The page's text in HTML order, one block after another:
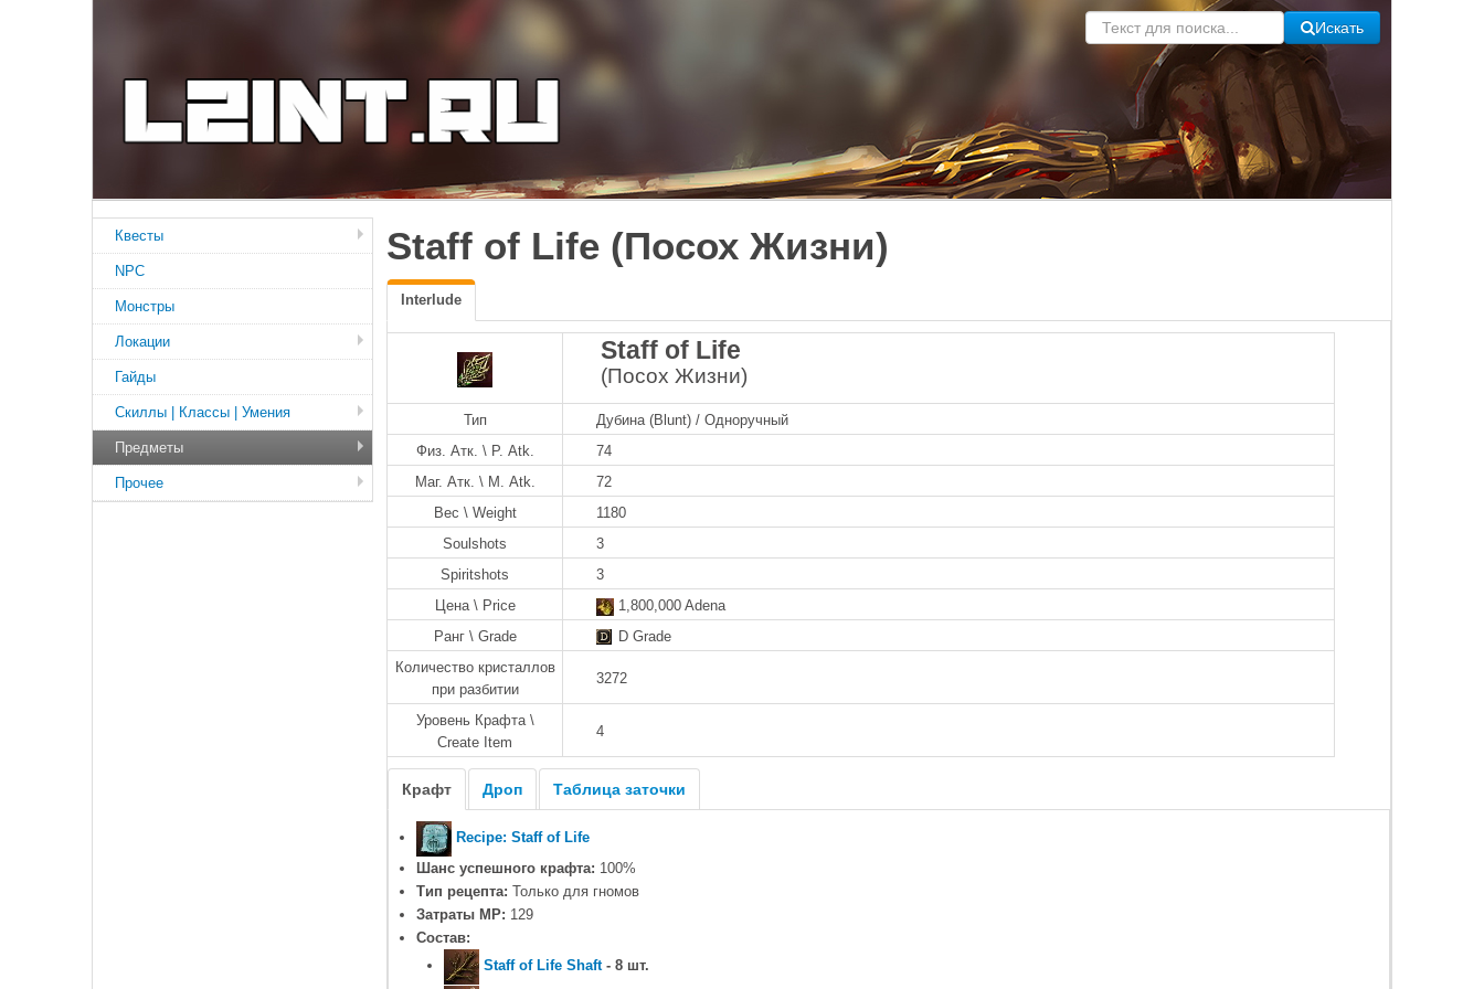
Искать
Staff of Life (Посох Жизни)
Interlude
Staff of Life
(Посох Жизни)
Тип
Дубина (Blunt) / Одноручный
Физ. Атк. \ P. Atk.
74
Маг. Атк. \ M. Atk.
72
Вес \ Weight
1180
Soulshots
3
Spiritshots
3
Цена \ Price
1,800,000 Adena
Ранг \ Grade
D Grade
Количество кристаллов
при разбитии
3272
Уровень Крафта \
Create Item
4
Крафт Дроп Таблица заточки
Recipe: Staff of Life
Шанс успешного крафта: 100%
Тип рецепта: Только для гномов
Затраты MP: 129
Состав:
Staff of Life Shaft- 8 шт.
Квесты
NPC
Монстры
Локации
Гайды
Скиллы | Классы | Умения
Предметы
Прочее